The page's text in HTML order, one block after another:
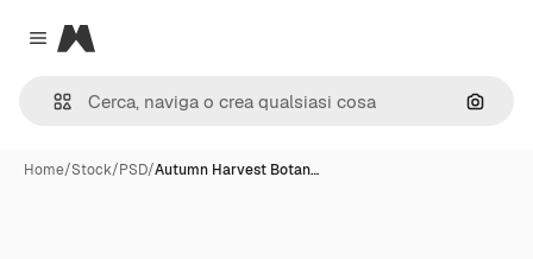
Close menu
Magnific
Cerca
Home/Stock/PSD/Autumn Harvest Botan…